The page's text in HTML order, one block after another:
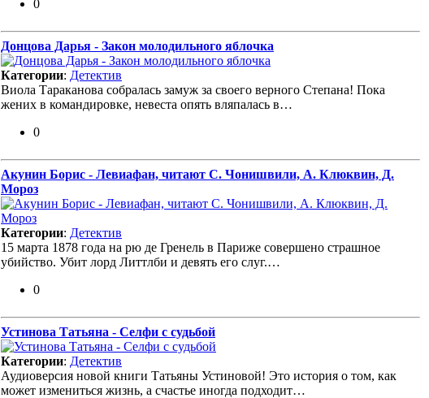
0
Донцова Дарья - Закон молодильного яблочка
Категории: Детектив
Виола Тараканова собралась замуж за своего верного Степана! Пока
жених в командировке, невеста опять вляпалась в…
0
Акунин Борис - Левиафан, читают С. Чонишвили, А. Клюквин, Д.
Мороз
Категории: Детектив
15 марта 1878 года на рю де Гренель в Париже совершено страшное
убийство. Убит лорд Литтлби и девять его слуг.…
0
Устинова Татьяна - Селфи с судьбой
Категории: Детектив
Аудиоверсия новой книги Татьяны Устиновой! Это история о том, как
может измениться жизнь, а счастье иногда подходит…